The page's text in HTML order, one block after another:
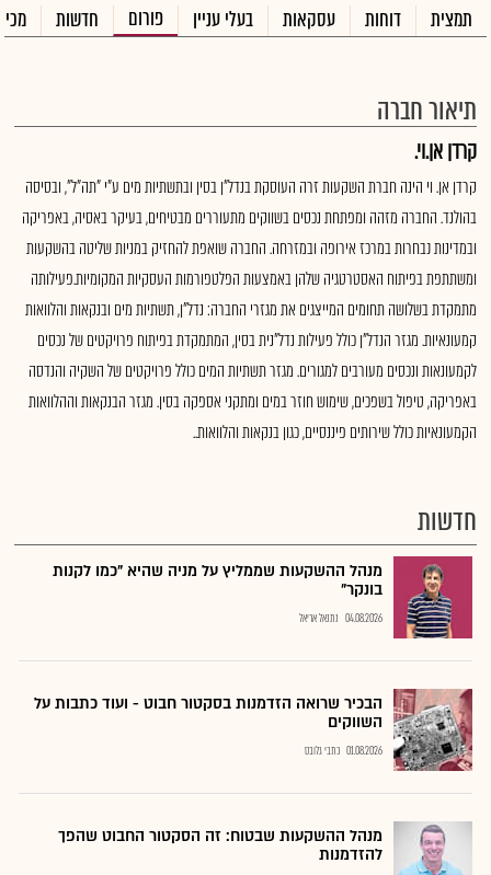
תמצית דוחות עסקאות בעלי עניין פורום חדשות
תיאור חברה
קרדן אן.וי.
קרדן אן. וי הינה חברת השקעות זרה העוסקת בנדל"ן בסין ובתשתיות מים ע"י "תה"ל", ובסיסה
בהולנד. החברה מזהה ומפתחת נכסים בשווקים מתעוררים מבטיחים, בעיקר באסיה, באפריקה
ובמדינות נבחרות במרכז אירופה ובמזרחה. החברה שואפת להחזיק במניות שליטה בהשקעות
ומשתתפת בפיתוח האסטרטגיה שלהן באמצעות הפלטפורמות העסקיות המקומיות.פעילותה
מתמקדת בשלושה תחומים המייצגים את מגזרי החברה: נדל"ן, תשתיות מים ובנקאות והלוואות
קמעונאיות. מגזר הנדל"ן כולל פעילות נדל"נית בסין, המתמקדת בפיתוח פרויקטים של נכסים
לקמעונאות ונכסים מעורבים למגורים. מגזר תשתיות המים כולל פרויקטים של השקיה והנדסה
באפריקה, טיפול בשפכים, שימוש חוזר במים ומתקני אספקה בסין. מגזר הבנקאות וההלוואות
הקמעונאיות כולל שירותים פיננסיים, כגון בנקאות והלוואות..
חדשות
מנהל ההשקעות שממליץ על מניה שהיא "כמו לקנות
בונקר"
04.08.2026 נתנאל אריאל
הבכיר שרואה הזדמנות בסקטור חבוט - ועוד כתבות על
השווקים
01.08.2026 כתבי גלובס
מנהל ההשקעות שבטוח: זה הסקטור החבוט שהפך
להזדמנות